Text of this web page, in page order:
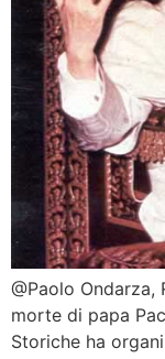
@Paolo Ondarza,
morte di papa
Storiche ha